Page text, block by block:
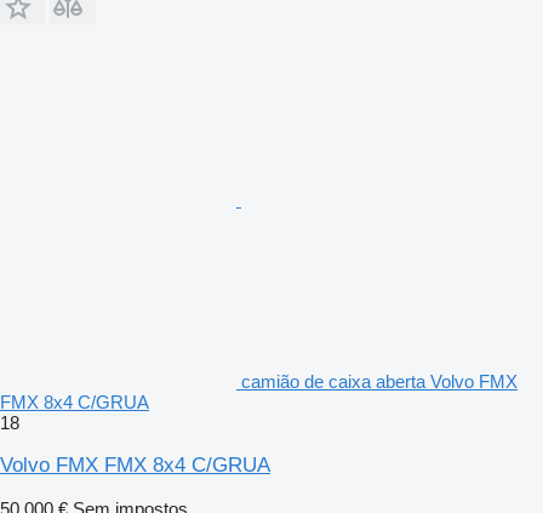
camião de caixa aberta Volvo FMX
FMX 8x4 C/GRUA
18
Volvo FMX FMX 8x4 C/GRUA
50 000 € Sem impostos